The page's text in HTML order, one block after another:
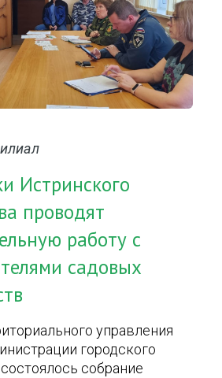
Истринского
проводят
работу с
садовых
управления
городского
собрание